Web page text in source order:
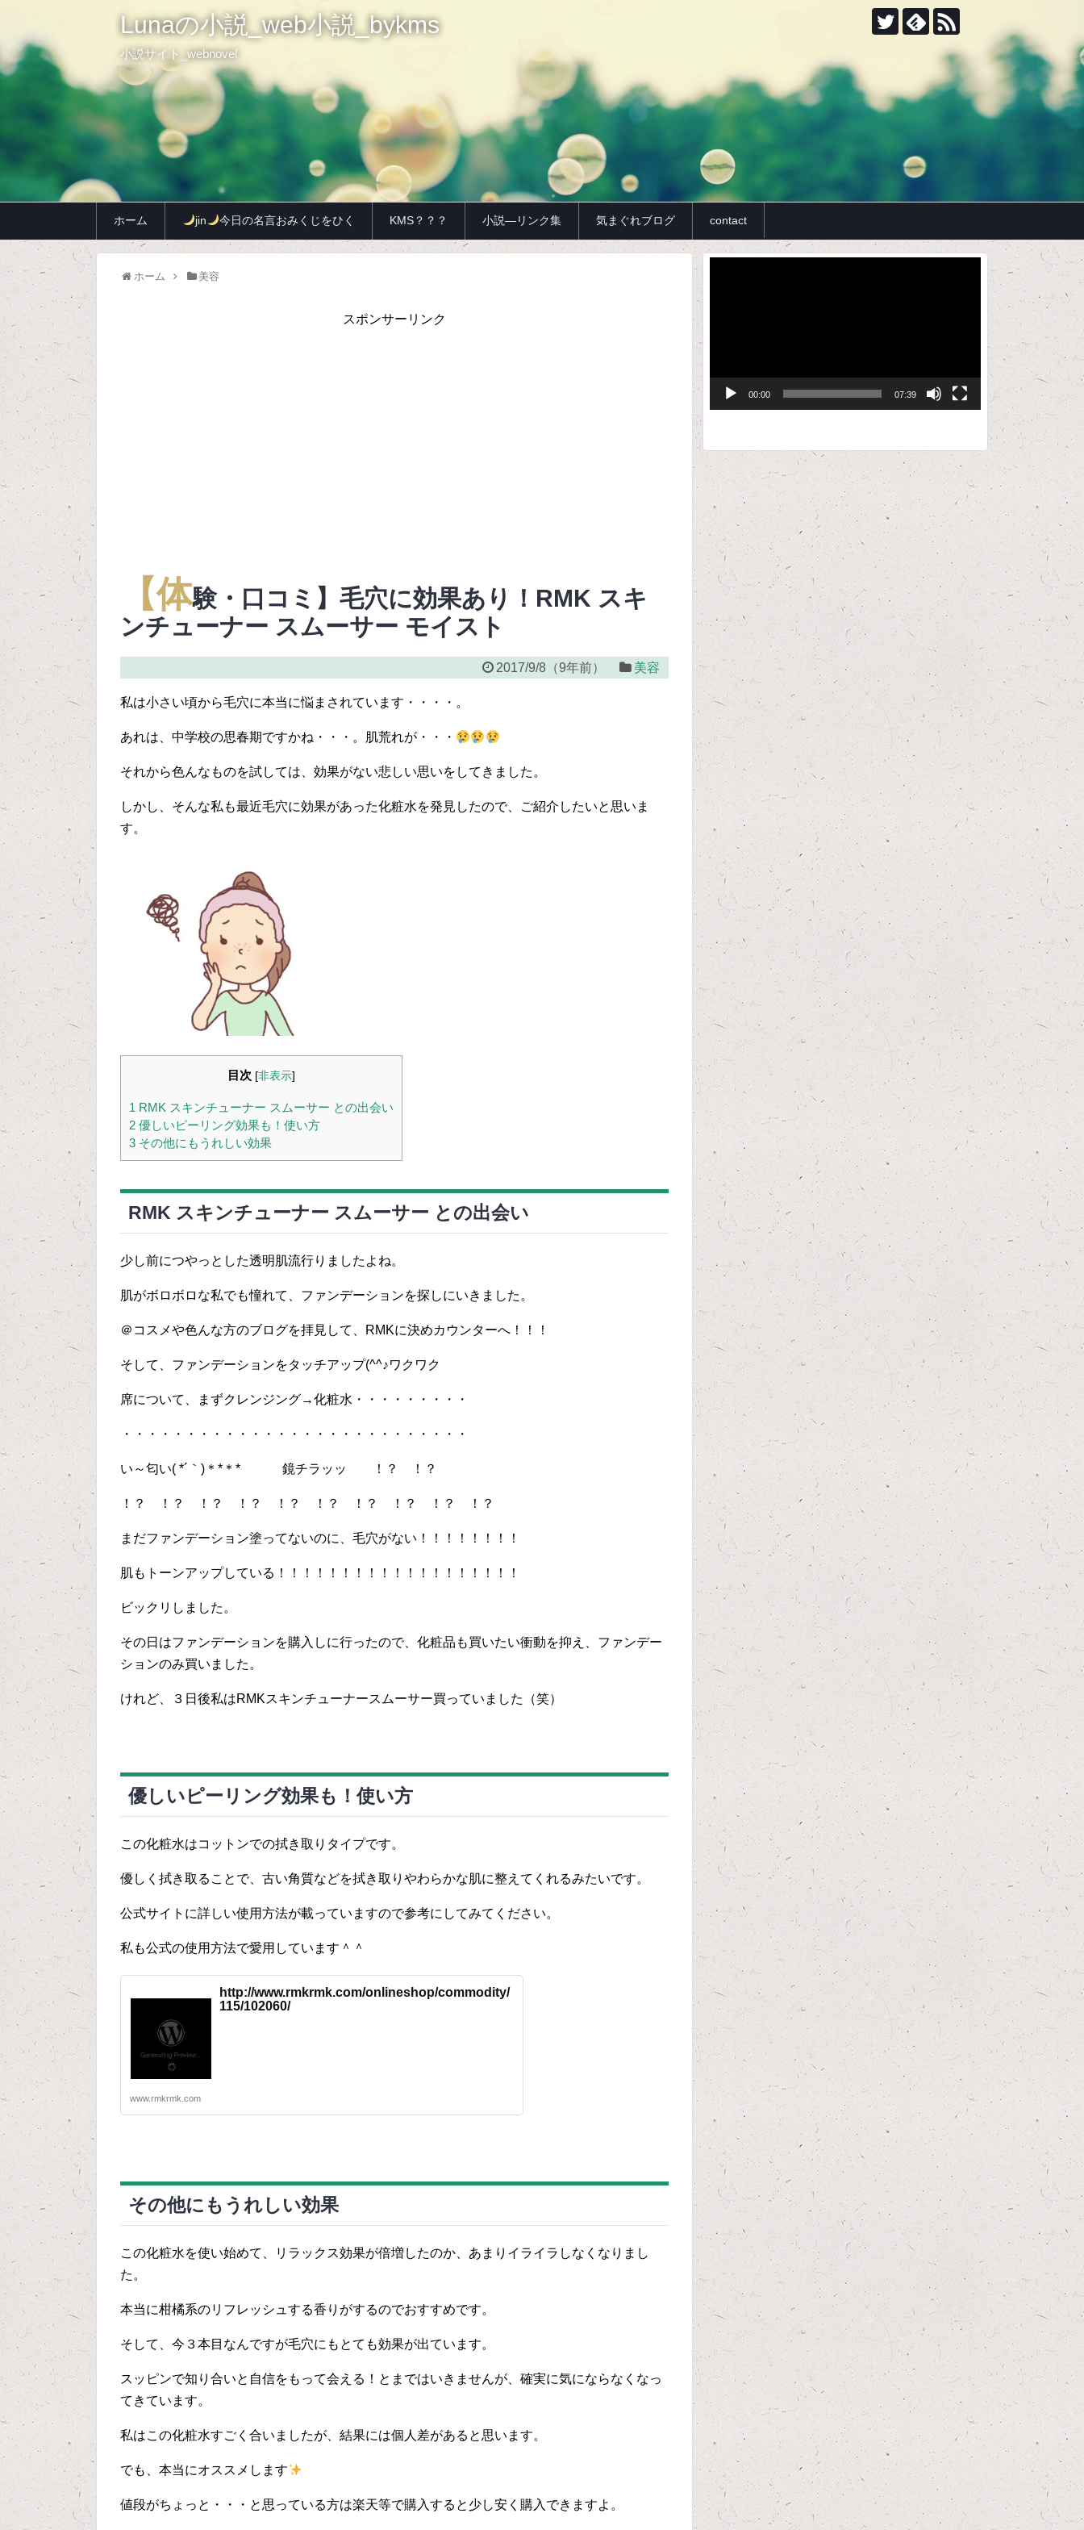
Lunaの小説_web小説_bykms
小説サイト_webnovel
ホーム jin 今日の名言おみくじをひく KMS？？？ 小説—リンク集 気まぐれブログ contact
ホーム 美容
スポンサーリンク
【体験・口コミ】毛穴に効果あり！RMK スキ
ンチューナー スムーサー モイスト
2017/9/8 （9年前） 美容
私は小さい頃から毛穴に本当に悩まされています・・・・。
あれは、中学校の思春期ですかね・・・。肌荒れが・・・
それから色んなものを試しては、効果がない悲しい思いをしてきました。
しかし、そんな私も最近毛穴に効果があった化粧水を発見したので、ご紹介したいと思いま
す。
目次 [非表示]
1 RMK スキンチューナー スムーサー との出会い
2 優しいピーリング効果も！使い方
3 その他にもうれしい効果
RMK スキンチューナー スムーサー との出会い
少し前につやっとした透明肌流行りましたよね。
肌がボロボロな私でも憧れて、ファンデーションを探しにいきました。
＠コスメや色んな方のブログを拝見して、RMKに決めカウンターへ！！！
そして、ファンデーションをタッチアップ(^^♪ワクワク
席について、まずクレンジング→化粧水・・・・・・・・・
・・・・・・・・・・・・・・・・・・・・・・・・・・・
い～匂い( *´｀)＊*＊* 鏡チラッッ ！？ ！？
！？ ！？ ！？ ！？ ！？ ！？ ！？ ！？ ！？ ！？
まだファンデーション塗ってないのに、毛穴がない！！！！！！！！
肌もトーンアップしている！！！！！！！！！！！！！！！！！！！
ビックリしました。
その日はファンデーションを購入しに行ったので、化粧品も買いたい衝動を抑え、ファンデー
ションのみ買いました。
けれど、３日後私はRMKスキンチューナースムーサー買っていました（笑）
優しいピーリング効果も！使い方
この化粧水はコットンでの拭き取りタイプです。
優しく拭き取ることで、古い角質などを拭き取りやわらかな肌に整えてくれるみたいです。
公式サイトに詳しい使用方法が載っていますので参考にしてみてください。
私も公式の使用方法で愛用しています＾＾
http://www.rmkrmk.com/onlineshop/commodity/
115/102060/
www.rmkrmk.com
その他にもうれしい効果
この化粧水を使い始めて、リラックス効果が倍増したのか、あまりイライラしなくなりまし
た。
本当に柑橘系のリフレッシュする香りがするのでおすすめです。
そして、今３本目なんですが毛穴にもとても効果が出ています。
スッピンで知り合いと自信をもって会える！とまではいきませんが、確実に気にならなくなっ
てきています。
私はこの化粧水すごく合いましたが、結果には個人差があると思います。
でも、本当にオススメします
値段がちょっと・・・と思っている方は楽天等で購入すると少し安く購入できますよ。
00:00 07:39